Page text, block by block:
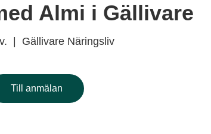
Almi i Gällivare
Gällivare Näringsliv
Till anmälan